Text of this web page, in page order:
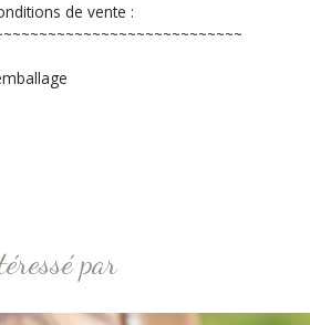
de vente :
par